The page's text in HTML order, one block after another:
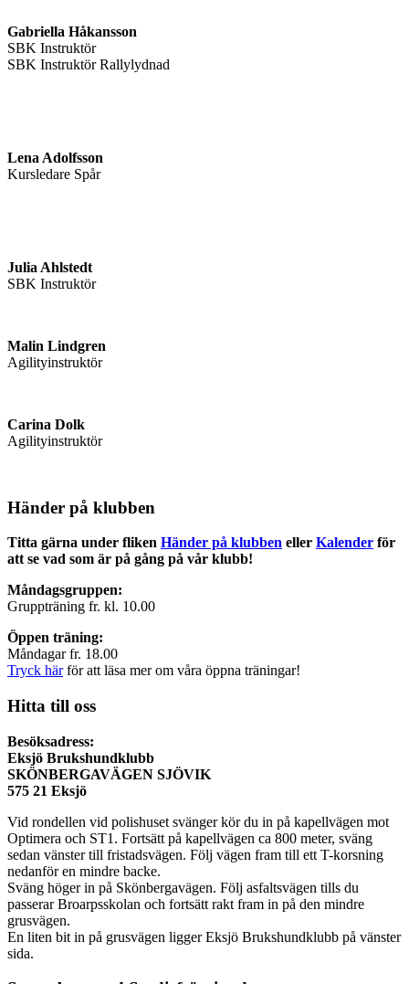
Gabriella Håkansson
SBK Instruktör
SBK Instruktör Rallylydnad
Lena Adolfsson
Kursledare Spår
Julia Ahlstedt
SBK Instruktör
Malin Lindgren
Agilityinstruktör
Carina Dolk
Agilityinstruktör
Händer på klubben
Titta gärna under fliken Händer på klubben eller Kalender för
att se vad som är på gång på vår klubb!
Måndagsgruppen:
Gruppträning fr. kl. 10.00
Öppen träning:
Måndagar fr. 18.00
Tryck härför att läsa mer om våra öppna träningar!
Hitta till oss
Besöksadress:
Eksjö Brukshundklubb
SKÖNBERGAVÄGEN SJÖVIK
575 21 Eksjö
Vid rondellen vid polishuset svänger kör du in på kapellvägen mot
Optimera och ST1. Fortsätt på kapellvägen ca 800 meter, sväng
sedan vänster till fristadsvägen. Följ vägen fram till ett T-korsning
nedanför en mindre backe.
Sväng höger in på Skönbergavägen. Följ asfaltsvägen tills du
passerar Broarpsskolan och fortsätt rakt fram in på den mindre
grusvägen.
En liten bit in på grusvägen ligger Eksjö Brukshundklubb på vänster
sida.